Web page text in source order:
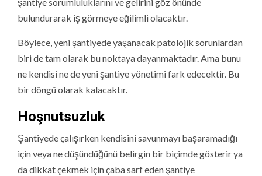
bulundurarak iş görmeye eğilimli olacaktır.
Böylece, yeni şantiyede yaşanacak patolojik sorunlardan
biri de tam olarak bu noktaya dayanmaktadır. Ama bunu
ne kendisi ne de yeni şantiye yönetimi fark edecektir. Bu
bir döngü olarak kalacaktır.
Hoşnutsuzluk
Şantiyede çalışırken kendisini savunmayı başaramadığı
için veya ne düşündüğünü belirgin bir biçimde gösterir ya
da dikkat çekmek için çaba sarf eden şantiye